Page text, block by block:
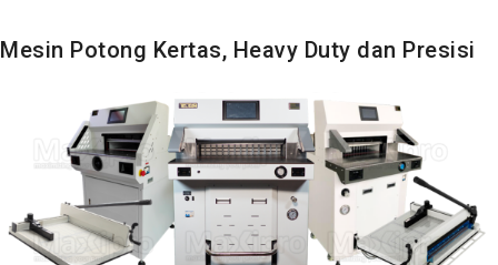
Mesin Potong Kertas, Heavy Duty dan Presisi